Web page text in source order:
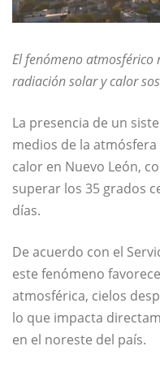
El fenómeno
radiación solar y calor
La presencia de un
medios de la
calor en Nuevo León,
superar los 35 grados
días.
De acuerdo con el
este fenómeno
atmosférica, cielos
lo que impacta
en el noreste del país.